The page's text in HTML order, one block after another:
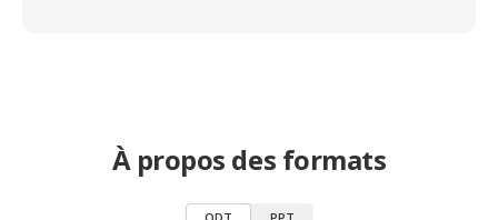
À propos des formats